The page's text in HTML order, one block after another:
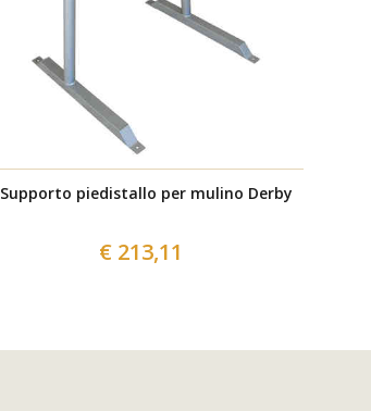
Supporto piedistallo per mulino Derby
€ 213,11